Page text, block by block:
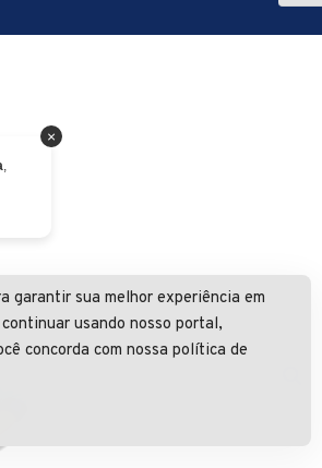
×
,
garantir sua melhor experiência em
usando nosso portal,
concorda com nossa política de